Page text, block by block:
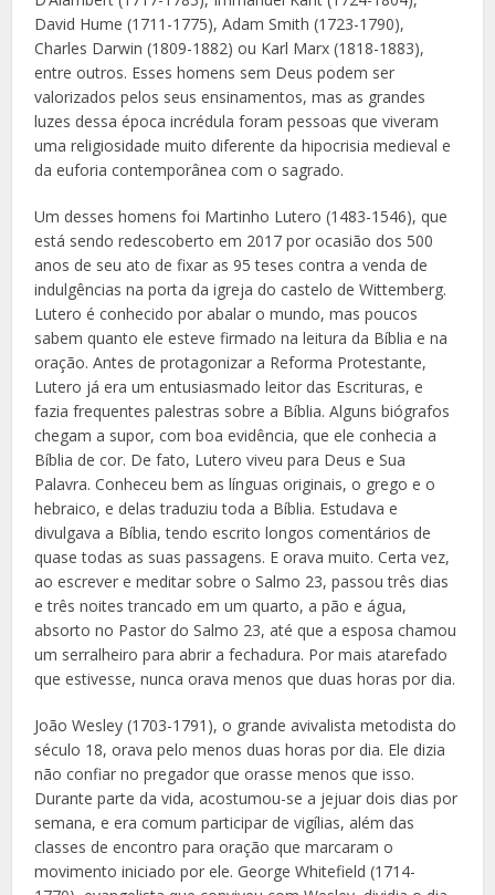
David Hume (1711-1775), Adam Smith (1723-1790),
Charles Darwin (1809-1882) ou Karl Marx (1818-1883),
entre outros. Esses homens sem Deus podem ser
valorizados pelos seus ensinamentos, mas as grandes
luzes dessa época incrédula foram pessoas que viveram
uma religiosidade muito diferente da hipocrisia medieval e
da euforia contemporânea com o sagrado.
Um desses homens foi Martinho Lutero (1483-1546), que
está sendo redescoberto em 2017 por ocasião dos 500
anos de seu ato de fixar as 95 teses contra a venda de
indulgências na porta da igreja do castelo de Wittemberg.
Lutero é conhecido por abalar o mundo, mas poucos
sabem quanto ele esteve firmado na leitura da Bíblia e na
oração. Antes de protagonizar a Reforma Protestante,
Lutero já era um entusiasmado leitor das Escrituras, e
fazia frequentes palestras sobre a Bíblia. Alguns biógrafos
chegam a supor, com boa evidência, que ele conhecia a
Bíblia de cor. De fato, Lutero viveu para Deus e Sua
Palavra. Conheceu bem as línguas originais, o grego e o
hebraico, e delas traduziu toda a Bíblia. Estudava e
divulgava a Bíblia, tendo escrito longos comentários de
quase todas as suas passagens. E orava muito. Certa vez,
ao escrever e meditar sobre o Salmo 23, passou três dias
e três noites trancado em um quarto, a pão e água,
absorto no Pastor do Salmo 23, até que a esposa chamou
um serralheiro para abrir a fechadura. Por mais atarefado
que estivesse, nunca orava menos que duas horas por dia.
João Wesley (1703-1791), o grande avivalista metodista do
século 18, orava pelo menos duas horas por dia. Ele dizia
não confiar no pregador que orasse menos que isso.
Durante parte da vida, acostumou-se a jejuar dois dias por
semana, e era comum participar de vigílias, além das
classes de encontro para oração que marcaram o
movimento iniciado por ele. George Whitefield (1714-